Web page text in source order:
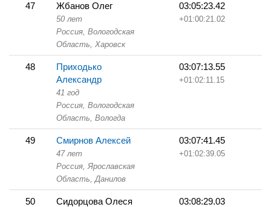
47 Жбанов Олег
50 лет
Россия, Вологодская
Область, Харовск
03:05:23.42
+01:00:21.02
48
Приходько
Александр
41 год
Россия, Вологодская
Область, Вологда
03:07:13.55
+01:02:11.15
49 Смирнов Алексей
47 лет
Россия, Ярославская
Область, Данилов
03:07:41.45
+01:02:39.05
50 Сидорцова Олеся 03:08:29.03